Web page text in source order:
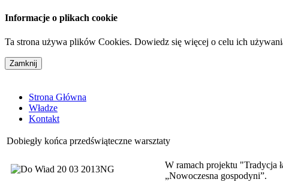
Informacje o plikach cookie
Ta strona używa plików Cookies. Dowiedz się więcej o celu ich
Strona Główna
Władze
Kontakt
Dobiegły końca przedświąteczne warsztaty
W ramach projektu "Tradycja
„Nowoczesna gospodyni”.